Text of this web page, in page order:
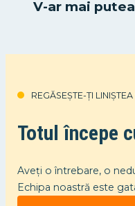
V-ar mai
REGĂSEȘTE-ȚI
Totul începe
Aveți o întrebare, o
Echipa noastră este